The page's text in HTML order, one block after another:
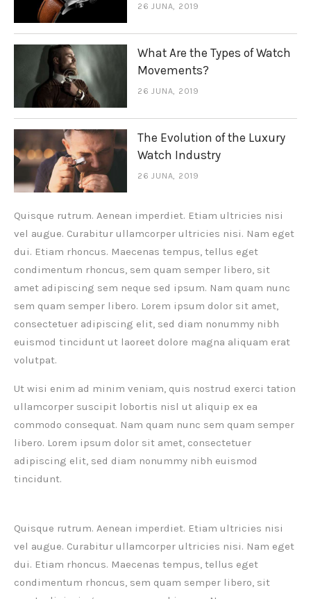
26 JUNA, 2019
What Are the Types of Watch
Movements?
26 JUNA, 2019
The Evolution of the Luxury
Watch Industry
26 JUNA, 2019
Quisque rutrum. Aenean imperdiet. Etiam ultricies nisi
vel augue. Curabitur ullamcorper ultricies nisi. Nam eget
dui. Etiam rhoncus. Maecenas tempus, tellus eget
condimentum rhoncus, sem quam semper libero, sit
amet adipiscing sem neque sed ipsum. Nam quam nunc
sem quam semper libero. Lorem ipsum dolor sit amet,
consectetuer adipiscing elit, sed diam nonummy nibh
euismod tincidunt ut laoreet dolore magna aliquam erat
volutpat.
Ut wisi enim ad minim veniam, quis nostrud exerci tation
ullamcorper suscipit lobortis nisl ut aliquip ex ea
commodo consequat. Nam quam nunc sem quam semper
libero. Lorem ipsum dolor sit amet, consectetuer
adipiscing elit, sed diam nonummy nibh euismod
tincidunt.
Quisque rutrum. Aenean imperdiet. Etiam ultricies nisi
vel augue. Curabitur ullamcorper ultricies nisi. Nam eget
dui. Etiam rhoncus. Maecenas tempus, tellus eget
condimentum rhoncus, sem quam semper libero, sit